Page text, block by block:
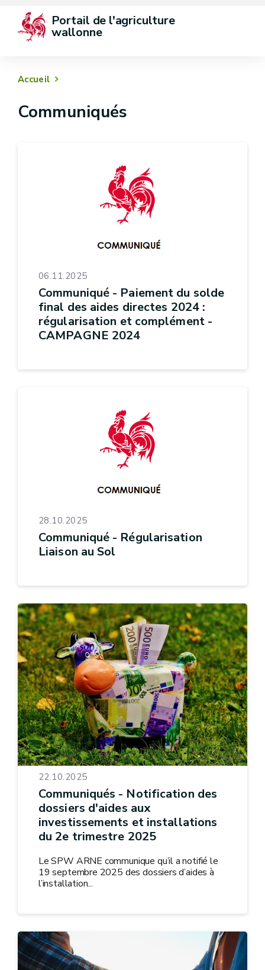
Portail de l'agriculture
wallonne
Accueil
Communiqués
06.11.2025
Communiqué - Paiement du solde
final des aides directes 2024 :
régularisation et complément -
CAMPAGNE 2024
28.10.2025
Communiqué - Régularisation
Liaison au Sol
22.10.2025
Communiqués - Notification des
dossiers d'aides aux
investissements et installations
du 2e trimestre 2025
Le SPW ARNE communique qu’il a notifié le
19 septembre 2025 des dossiers d’aides à
l’installation...